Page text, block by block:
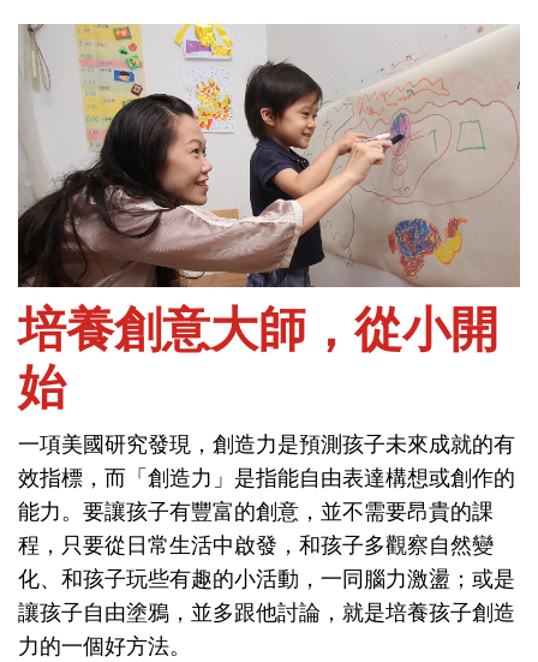
首頁 能力與學習-學習能力與才藝
培養創意大師，從小開
始
一項美國研究發現，創造力是預測孩子未來成就的有
效指標，而「創造力」是指能自由表達構想或創作的
能力。要讓孩子有豐富的創意，並不需要昂貴的課
程，只要從日常生活中啟發，和孩子多觀察自然變
化、和孩子玩些有趣的小活動，一同腦力激盪；或是
讓孩子自由塗鴉，並多跟他討論，就是培養孩子創造
力的一個好方法。
培養創意大師，從小開
始
一項美國研究發現，創造力是預測孩子未來成就的有
效指標，而「創造力」是指能自由表達構想或創作的
能力。要讓孩子有豐富的創意，並不需要昂貴的課
程，只要從日常生活中啟發，和孩子多觀察自然變